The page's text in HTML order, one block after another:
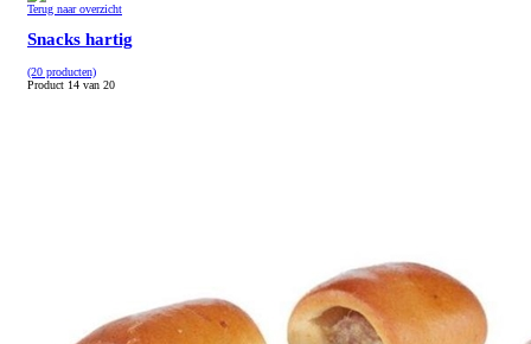
Terug naar overzicht
Snacks hartig
(20 producten)
Product 14 van 20